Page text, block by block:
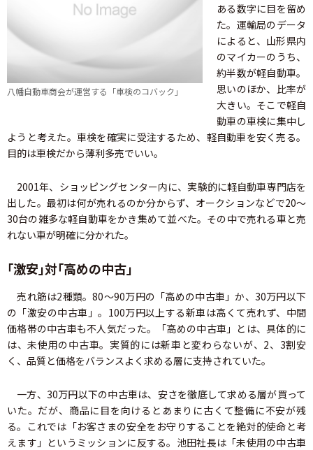
八幡自動車商会が運営する「車検のコバック」
ある数字に目を留め
た。運輸局のデータ
によると、山形県内
のマイカーのうち、
約半数が軽自動車。
思いのほか、比率が
大きい。そこで軽自
動車の車検に集中し
ようと考えた。車検を確実に受注するため、軽自動車を安く売る。
目的は車検だから薄利多売でいい。
2001年、ショッピングセンター内に、実験的に軽自動車専門店を
出した。最初は何が売れるのか分からず、オークションなどで20～
30台の雑多な軽自動車をかき集めて並べた。その中で売れる車と売
れない車が明確に分かれた。
「激安」対「高めの中古」
売れ筋は2種類。80～90万円の「高めの中古車」か、30万円以下
の「激安の中古車」。100万円以上する新車は高くて売れず、中間
価格帯の中古車も不人気だった。「高めの中古車」とは、具体的に
は、未使用の中古車。実質的には新車と変わらないが、2、3割安
く、品質と価格をバランスよく求める層に支持されていた。
一方、30万円以下の中古車は、安さを徹底して求める層が買って
いた。だが、商品に目を向けるとあまりに古くて整備に不安が残
る。これでは「お客さまの安全をお守りすることを絶対的使命と考
えます」というミッションに反する。池田社長は「未使用の中古車